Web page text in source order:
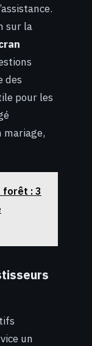
sur la
des
pour les
mariage,
forêt : 3
un